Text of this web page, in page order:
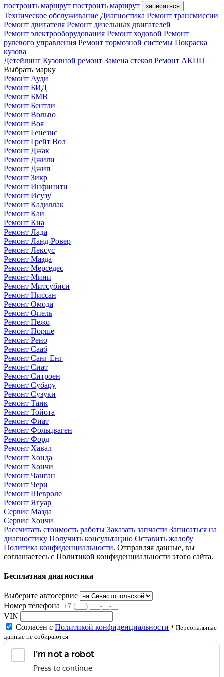
построить маршрут построить маршрут записаться
Техническое обслуживание Диагностика Ремонт трансмиссии
Ремонт двигателя Ремонт дизельных двигателей
Ремонт электрооборудования Ремонт ходовой Ремонт
рулевого управления Ремонт тормозной системы Покраска
кузова
Детейлинг Кузовной ремонт Замена стекол Ремонт АКПП
Выбрать марку
Ремонт Ауди
Ремонт БИД
Ремонт БМВ
Ремонт Бентли
Ремонт Вольво
Ремонт Воя
Ремонт Генезис
Ремонт Грейт Вол
Ремонт Джак
Ремонт Джили
Ремонт Джип
Ремонт Зикр
Ремонт Инфинити
Ремонт Исузу
Ремонт Кадиллак
Ремонт Каи
Ремонт Киа
Ремонт Лада
Ремонт Ланд-Ровер
Ремонт Лексус
Ремонт Мазда
Ремонт Мерседес
Ремонт Мини
Ремонт Митсубиси
Ремонт Ниссан
Ремонт Омода
Ремонт Опель
Ремонт Пежо
Ремонт Порше
Ремонт Рено
Ремонт Сааб
Ремонт Санг Енг
Ремонт Сиат
Ремонт Ситроен
Ремонт Субару
Ремонт Сузуки
Ремонт Танк
Ремонт Тойота
Ремонт Фиат
Ремонт Фольцваген
Ремонт Форд
Ремонт Хавал
Ремонт Хонда
Ремонт Хончи
Ремонт Чанган
Ремонт Чери
Ремонт Шевроле
Ремонт Ягуар
Сервис Мазда
Сервис Хончи
Рассчитать стоимость работы Заказать запчасти Записаться на
диагностику Получить консультацию Оставить жалобу
Политика конфиденциальности. Отправляя данные, вы
соглашаетесь с Политикой конфиденциальности этого сайта.
Бесплатная диагностика
Выберите автосервис
Номер телефона
VIN
Согласен с Политикой конфиденциальности * Персональные
данные не собираются